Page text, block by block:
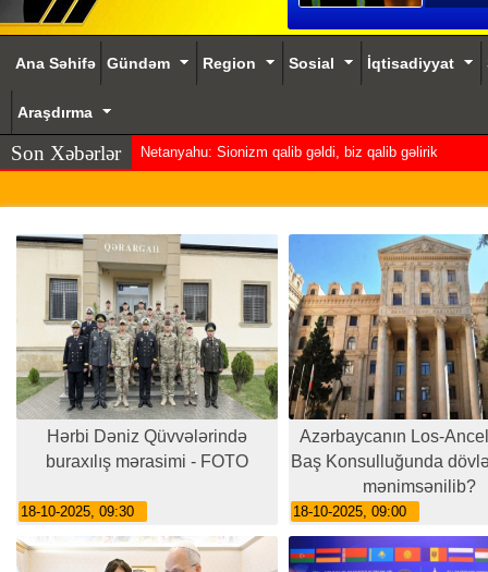
Ana Səhifə Gündəm Region Sosial İqtisadiyyat
Araşdırma
Son Xəbərlər Ən aşağı
Hərbi Dəniz Qüvvələrində
buraxılış mərasimi - FOTO
18-10-2025, 09:30
Azərbaycanın Los-
Baş Konsulluğunda
mənimsənilib?
18-10-2025, 09:00